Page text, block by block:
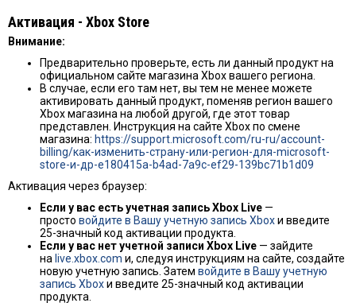
Активация - Хbox Store
Внимание:
Предварительно проверьте, есть ли данный продукт на
официальном сайте магазина Xbox вашего региона.
В случае, если его там нет, вы тем не менее можете
активировать данный продукт, поменяв регион вашего
Xbox магазина на любой другой, где этот товар
представлен. Инструкция на сайте Xbox по смене
магазина: https://support.microsoft.com/ru-ru/account-
billing/как-изменить-страну-или-регион-для-microsoft-
store-и-др-e180415a-b4ad-7a9c-ef29-139bc71b1d09
Активация через браузер:
Если у вас есть учетная запись Xbox Live —
просто войдите в Вашу учетную запись Xboxи введите
25-значный код активации продукта.
Если у вас нет учетной записи Xbox Live — зайдите
на live.xbox.com и, следуя инструкциям на сайте, создайте
новую учетную запись. Затем войдите в Вашу учетную
запись Xboxи введите 25-значный код активации
продукта.